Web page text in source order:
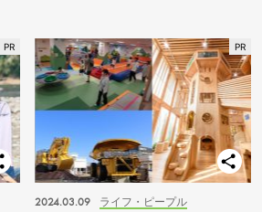
ライフ・ピープル
2024.03.09